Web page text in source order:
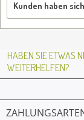
Kunden haben
HABEN SIE ETWAS
WEITERHELFEN?